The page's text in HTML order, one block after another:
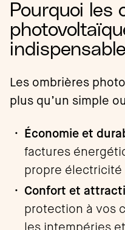
Pourquoi les
Les ombrières
plus qu’un simple
Économie et
factures
propre électricité
Confort et
protection à vos